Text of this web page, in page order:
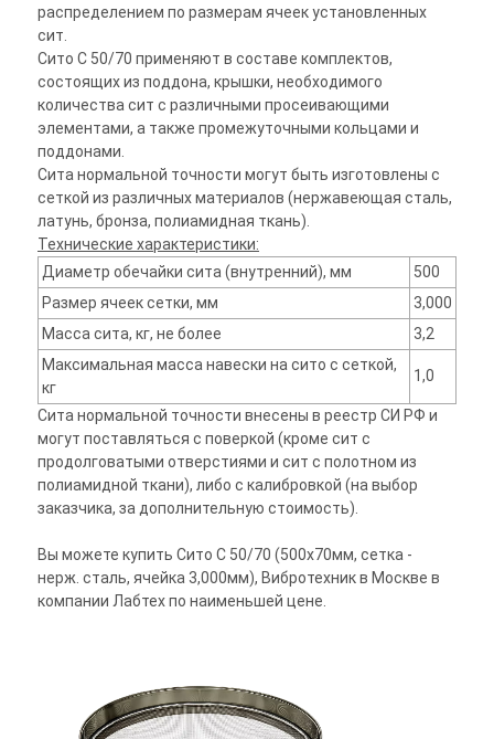
распределением по размерам ячеек установленных
сит.
Сито С 50/70 применяют в составе комплектов,
состоящих из поддона, крышки, необходимого
количества сит с различными просеивающими
элементами, а также промежуточными кольцами и
поддонами.
Сита нормальной точности могут быть изготовлены с
сеткой из различных материалов (нержавеющая сталь,
латунь, бронза, полиамидная ткань).
Технические характеристики:
Диаметр обечайки сита (внутренний), мм
500
Размер ячеек сетки, мм
3,000
Масса сита, кг, не более
3,2
Максимальная масса навески на сито с сеткой,
кг
1,0
Сита нормальной точности внесены в реестр СИ РФ и
могут поставляться с поверкой (кроме сит с
продолговатыми отверстиями и сит с полотном из
полиамидной ткани), либо с калибровкой (на выбор
заказчика, за дополнительную стоимость).
Вы можете купить Сито С 50/70 (500х70мм, сетка -
нерж. сталь, ячейка 3,000мм), Вибротехник в Москве в
компании Лабтех по наименьшей цене.